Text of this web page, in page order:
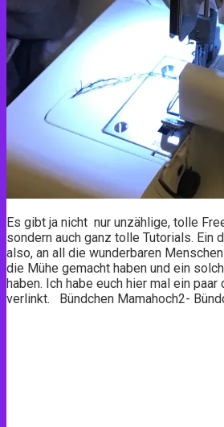
Es gibt ja nicht nur unzählige, tolle
sondern auch ganz tolle Tutorials. Ein
also, an all die wunderbaren
die Mühe gemacht haben und ein
haben. Ich habe euch hier mal ein
verlinkt. Bündchen Mamahoch2-